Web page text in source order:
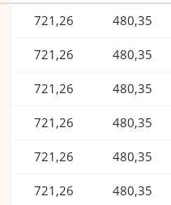
721,26 480,35
721,26 480,35
721,26 480,35
721,26 480,35
721,26 480,35
721,26 480,35